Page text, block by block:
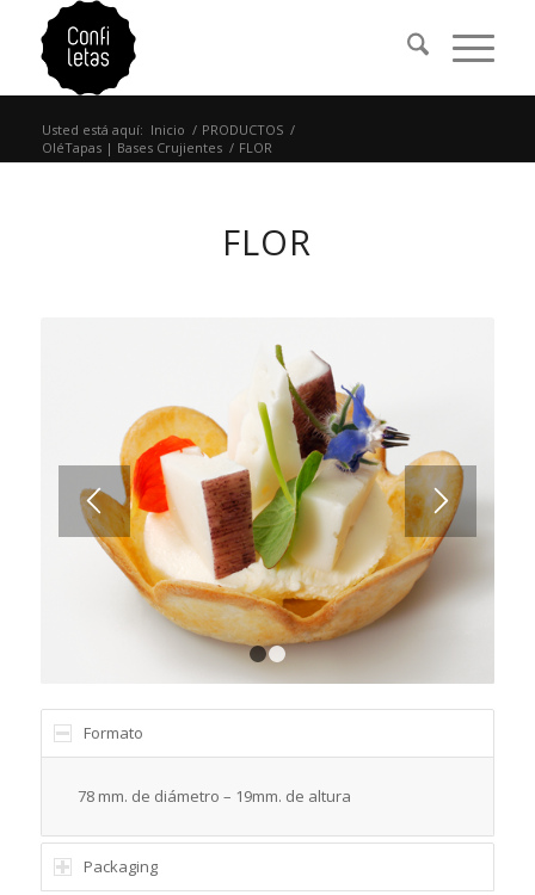
Usted está aquí: Inicio / PRODUCTOS /
OléTapas | Bases Crujientes / FLOR
FLOR
Formato
78 mm. de diámetro – 19mm. de altura
Packaging